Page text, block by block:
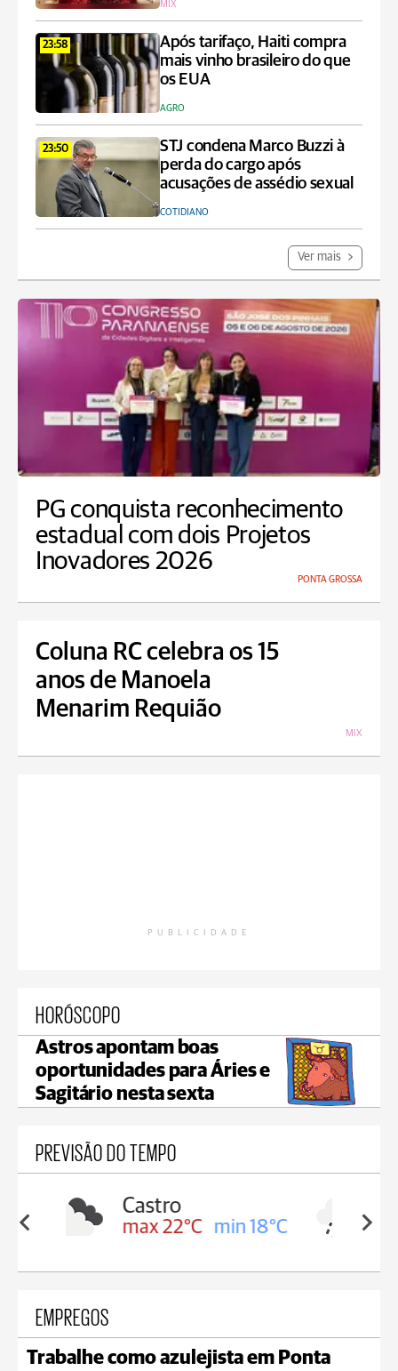
MIX
23:58
Após tarifaço, Haiti compra
mais vinho brasileiro do que
os EUA
AGRO
23:50
STJ condena Marco Buzzi à
perda do cargo após
acusações de assédio sexual
COTIDIANO
Ver mais
PG conquista reconhecimento
estadual com dois Projetos
Inovadores 2026
PONTA GROSSA
Coluna RC celebra os 15
anos de Manoela
Menarim Requião
MIX
PUBLICIDADE
HORÓSCOPO
Astros apontam boas
oportunidades para Áries e
Sagitário nesta sexta
PREVISÃO DO TEMPO
18°C
Carambeí
max 21°C min 18°C
EMPREGOS
Trabalhe como azulejista em Ponta